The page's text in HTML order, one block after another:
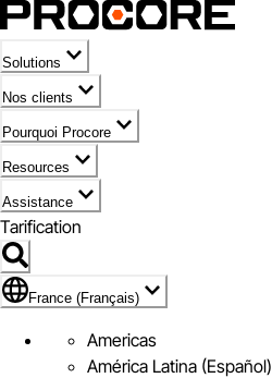
Solutions
Nos clients
Pourquoi Procore
Resources
Assistance
Tarification
Pavillon de France (Français)
France (Français)
Americas
América Latina (Español)